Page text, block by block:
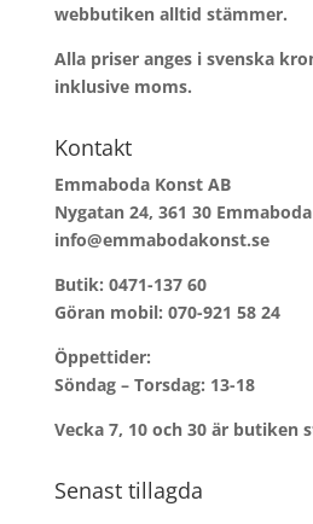
webbutiken alltid stämmer.
Alla priser anges i svenska
inklusive moms.
Kontakt
Emmaboda Konst AB
Nygatan 24, 361 30 Emmaboda
info@emmabodakonst.se
Butik: 0471-137 60
Göran mobil: 070-921 58 24
Öppettider:
Söndag – Torsdag: 13-18
Vecka 7, 10 och 30 är butiken
Senast tillagda